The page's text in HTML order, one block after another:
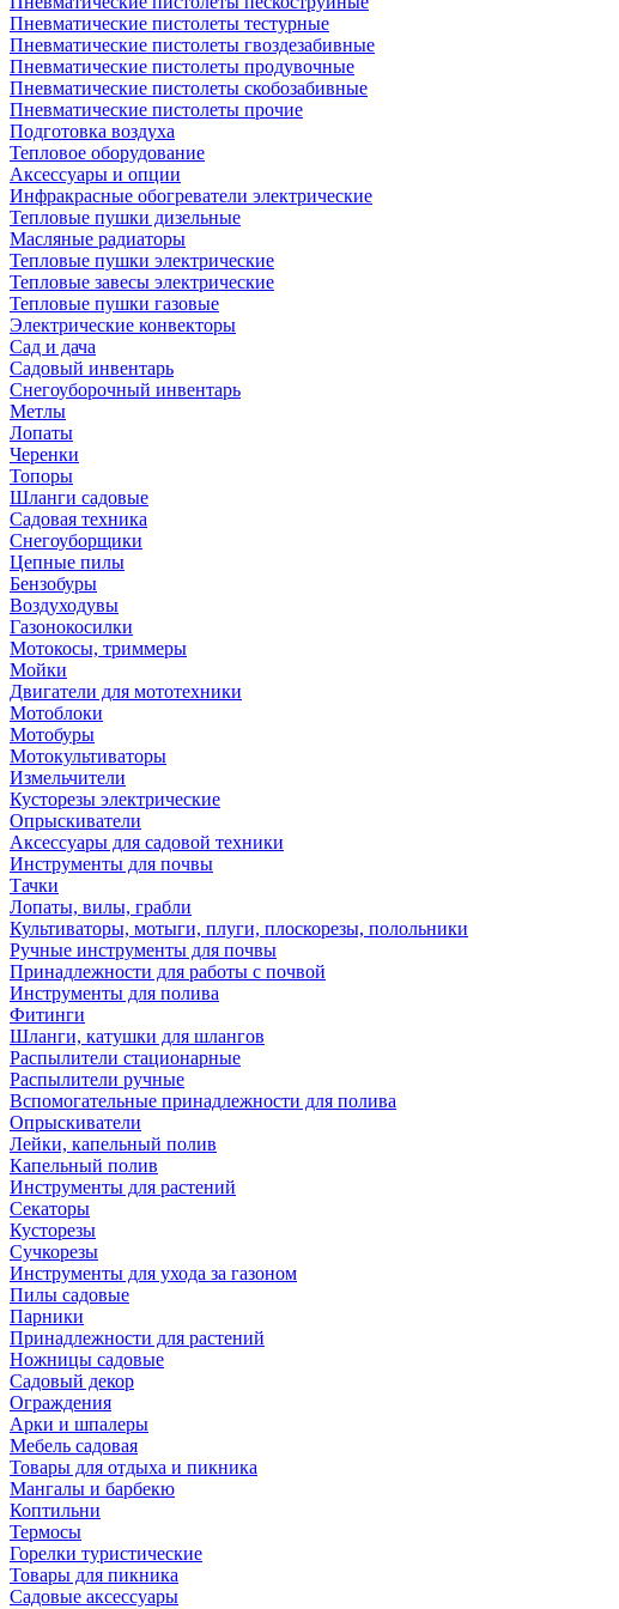
Пневматические пистолеты тестурные
Пневматические пистолеты гвоздезабивные
Пневматические пистолеты продувочные
Пневматические пистолеты скобозабивные
Пневматические пистолеты прочие
Подготовка воздуха
Тепловое оборудование
Аксессуары и опции
Инфракрасные обогреватели электрические
Тепловые пушки дизельные
Масляные радиаторы
Тепловые пушки электрические
Тепловые завесы электрические
Тепловые пушки газовые
Электрические конвекторы
Сад и дача
Садовый инвентарь
Снегоуборочный инвентарь
Метлы
Лопаты
Черенки
Топоры
Шланги садовые
Садовая техника
Снегоуборщики
Цепные пилы
Бензобуры
Воздуходувы
Газонокосилки
Мотокосы, триммеры
Мойки
Двигатели для мототехники
Мотоблоки
Мотобуры
Мотокультиваторы
Измельчители
Кусторезы электрические
Опрыскиватели
Аксессуары для садовой техники
Инструменты для почвы
Тачки
Лопаты, вилы, грабли
Культиваторы, мотыги, плуги, плоскорезы, полольники
Ручные инструменты для почвы
Принадлежности для работы с почвой
Инструменты для полива
Фитинги
Шланги, катушки для шлангов
Распылители стационарные
Распылители ручные
Вспомогательные принадлежности для полива
Опрыскиватели
Лейки, капельный полив
Капельный полив
Инструменты для растений
Секаторы
Кусторезы
Сучкорезы
Инструменты для ухода за газоном
Пилы садовые
Парники
Принадлежности для растений
Ножницы садовые
Садовый декор
Ограждения
Арки и шпалеры
Мебель садовая
Товары для отдыха и пикника
Мангалы и барбекю
Коптильни
Термосы
Горелки туристические
Товары для пикника
Садовые аксессуары